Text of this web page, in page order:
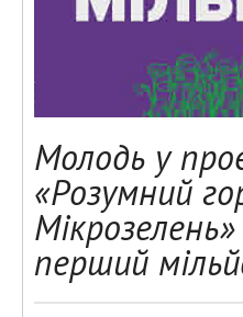
Молодь у
«Розумний
перший